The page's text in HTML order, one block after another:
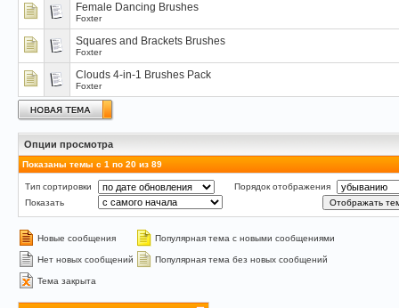
Female Dancing Brushes
Foxter
Squares and Brackets Brushes
Foxter
Clouds 4-in-1 Brushes Pack
Foxter
Опции просмотра
Показаны темы с 1 по 20 из 89
Тип сортировки
Порядок отображения
Показать
Новые сообщения Популярная тема с новыми сообщениями
Нет новых сообщений Популярная тема без новых сообщений
Тема закрыта